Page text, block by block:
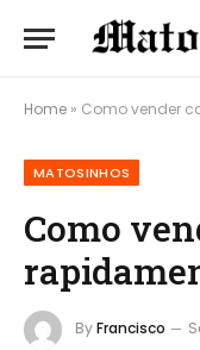
Home » Como vender
MATOSINHOS
Como
ByFrancisco